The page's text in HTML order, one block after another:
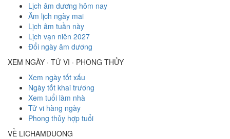
Lịch âm dương hôm nay
Âm lịch ngày mai
Lịch âm tuần này
Lịch vạn niên 2027
Đổi ngày âm dương
XEM NGÀY · TỬ VI · PHONG THỦY
Xem ngày tốt xấu
Ngày tốt khai trương
Xem tuổi làm nhà
Tử vi hàng ngày
Phong thủy hợp tuổi
VỀ LICHAMDUONG